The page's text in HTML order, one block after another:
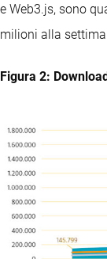
e Web3.js, sono
milioni alla
Figura 2: